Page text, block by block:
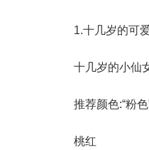
1.十几岁的可
十几岁的小仙
推荐颜色:“粉色
桃红